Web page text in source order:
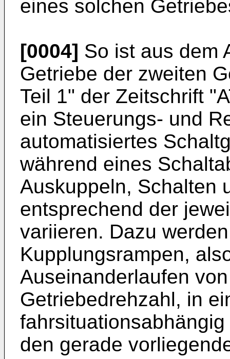
eines solchen
[0004] So ist aus dem
Getriebe der zweiten
Teil 1" der Zeitschrift
ein Steuerungs- und
automatisiertes
während eines
Auskuppeln, Schalten
entsprechend der
variieren. Dazu
Kupplungsrampen,
Auseinanderlaufen
Getriebedrehzahl, in
den gerade